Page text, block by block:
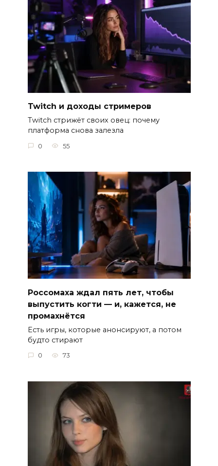
Twitch и доходы стримеров
Twitch стрижёт своих овец: почему
платформа снова залезла
0 55
Россомаха ждал пять лет, чтобы
выпустить когти — и, кажется, не
промахнётся
Есть игры, которые анонсируют, а потом
будто стирают
0 73